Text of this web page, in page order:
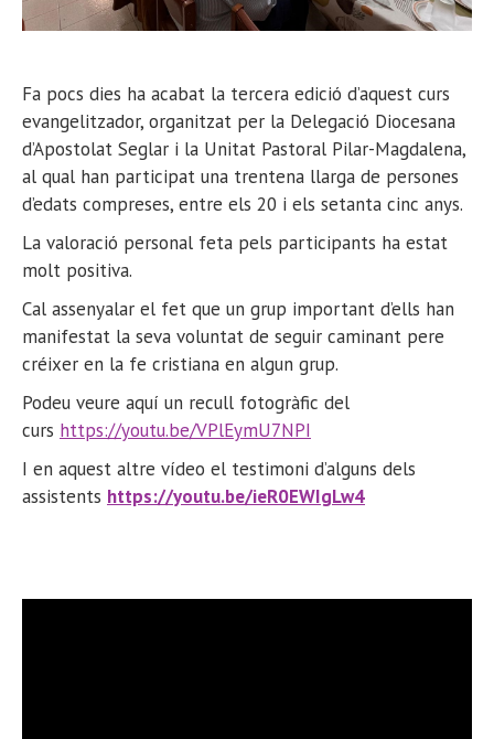
Fa pocs dies ha acabat la tercera edició d’aquest curs
evangelitzador, organitzat per la Delegació Diocesana
d’Apostolat Seglar i la Unitat Pastoral Pilar-Magdalena,
al qual han participat una trentena llarga de persones
d’edats compreses, entre els 20 i els setanta cinc anys.
La valoració personal feta pels participants ha estat
molt positiva.
Cal assenyalar el fet que un grup important d’ells han
manifestat la seva voluntat de seguir caminant pere
créixer en la fe cristiana en algun grup.
Podeu veure aquí un recull fotogràfic del
curs https://youtu.be/VPlEymU7NPI
I en aquest altre vídeo el testimoni d’alguns dels
assistents https://youtu.be/ieR0EWIgLw4